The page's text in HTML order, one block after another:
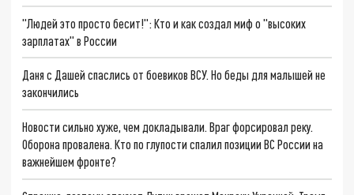
"Людей это просто бесит!": Кто и как создал миф о "высоких
зарплатах" в России
Даня с Дашей спаслись от боевиков ВСУ. Но беды для малышей не
закончились
Новости сильно хуже, чем докладывали. Враг форсировал реку.
Оборона провалена. Кто по глупости спалил позиции ВС России на
важнейшем фронте?